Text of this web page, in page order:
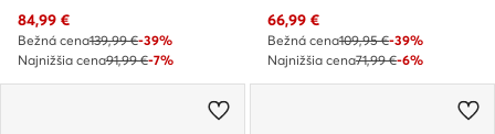
Aktuálna cena
84,99 €
Bežná cena139,99 €-39%
Najnižšia cena91,99 €-7%
Aktuálna cena
66,99 €
Bežná cena109,95 €-39%
Najnižšia cena71,99 €-6%